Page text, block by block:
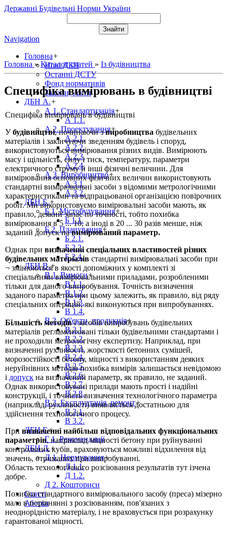
Державні Будівельні Норми України
Navigation
Головна+
Нові ДБН
Останні ДСТУ
Фонд нормативів
Закони, Акти
ДБН А.+
А 1. Стандартизація+
А 1.1.
А 2. Проектування+
А 2.1.
А 2.2.
А 2.3.
А 2.4.
А 3. Виробництво+
А 3.1.
А 3.2.
ДБН Б.+
Б 1. Містобудування+
Б 1.1.
Б 2. Планування+
Б 2.1.
Б 2.2.
Б 2.4.
ДБН В.+
В 1. Вимоги+
В 1.1.
В 1.2.
В 1.3.
В 1.4.
В 2. Об'єкти, продукція+
В 2.1.
В 2.2.
В 2.3.
В 2.4.
В 2.5.
В 2.6.
В 2.7.
В 2.8.
В 3. Експлуатація, ремонт+
В 3.1.
В 3.2.
ДБН Г.+
Г 1. Рекомендації
ДБН Д.+
Д 1. Нормування+
Д 1.1.
Д 1.2.
Д 2. Кошториси
Статті
Абетка
Головна » Каталог статей » Із будівництва
Специфіка вимірювань в будівництві
Специфіка вимірювань в будівництві
Убудівництві, починаючи звиробництва будівельних
матеріалів і закінчуючи зведенням будівель і споруд,
використовуються вимірювання різних видів. Вимірюють
масу і щільність, силу і тиск, температуру, параметри
електричного струму й інші фізичні величини. Для
вимірювання основних фізичних величин використовують
стандартні вимірювальні засоби з відомими метрологічними
характеристиками та відпрацьованої організацією повірочних
робіт. Ми використовуємо вимірювальні засоби мають, як
правило, деякий запас по точності, тобто похибка
вимірювання в 5 ... 10, а іноді в 20 ... 30 разів менше, ніж
заданий допуск навимірюваний параметр.
Однак при визначенні спеціальних властивостей різних
будівельних матеріалів стандартні вимірювальні засоби при
¬ змінюються в якості допоміжних у комплекті зі
спеціальними вимірювальними приладами, розробленими
тільки для даного випробування. Точність визначення
заданого параметра при цьому залежить, як правило, від ряду
спеціальних операцій, які виконуються при випробуваннях.
Більшість методіві засобів випробувань будівельних
матеріалів регламентовані тільки будівельними стандартами і
не проходили метрологічну експертизу. Наприклад, при
визначенні рухливості, жорсткості бетонних сумішей,
морозостійкості бетону, міцності з використанням деяких
неруйнівних методів похибка вимірів залишається невідомою
і допуск на визначений параметр, як правило, не заданий.
Однак використовувані прилади мають прості і надійні
конструкції, і точність визначення технологічного параметра
(наприклад, рухливості) виявляється достатньою для
здійснення технологічного процесу.
При визначенні найбільш відповідальних функціональних
параметрів, наприклад міцності бетону при руйнуванні
контрольних кубів, враховуються можливі відхилення від
значень, отриманих при випробуванні.
Область технологічного розсіювання результатів тут ізчена
добре.
Похибка стандартного вимірювального засобу (преса) мізерно
мала в порівнянні з розсіюванням, пов'язаних з
неоднорідністю матеріалу, і не враховується при розрахунку
гарантованої міцності.